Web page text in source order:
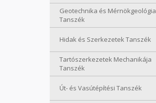
Geotechnika és Mérnökgeológia
Tanszék
Hidak és Szerkezetek Tanszék
Tartószerkezetek Mechanikája
Tanszék
Út- és Vasútépítési Tanszék